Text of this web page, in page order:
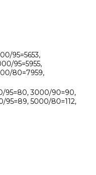
95=5653,
95=5955,
80=7959,
95=80, 3000/90=90,
95=89, 5000/80=112,